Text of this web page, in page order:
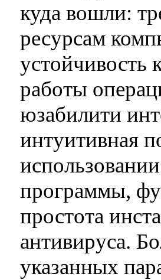
куда вошли:
ресурсам
устойчивость
работы
юзабилити
интуитивная
программы,
простота
антивируса.
указанных